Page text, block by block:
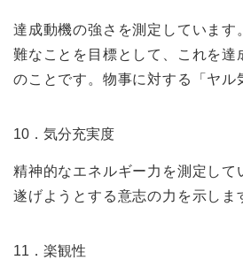
達成動機の強さを測定しています
難なことを目標として、これを達
のことです。物事に対する「ヤル
10．気分充実度
精神的なエネルギー力を測定して
遂げようとする意志の力を示しま
11．楽観性